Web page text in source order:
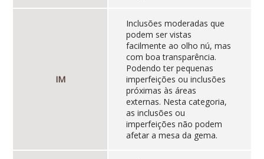
IM
Inclusões moderadas que
podem ser vistas
facilmente ao olho nú, mas
com boa transparência.
Podendo ter pequenas
imperfeições ou inclusões
próximas às áreas
externas. Nesta categoria,
as inclusões ou
imperfeições não podem
afetar a mesa da gema.